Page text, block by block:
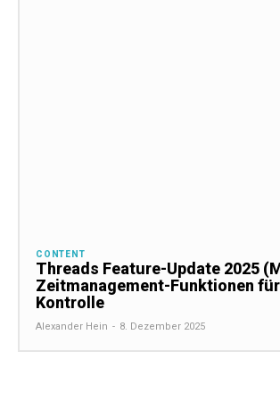
CONTENT
Threads Feature-Update 2025
Zeitmanagement-Funktionen
Kontrolle
Alexander Hein - 8. Dezember 2025